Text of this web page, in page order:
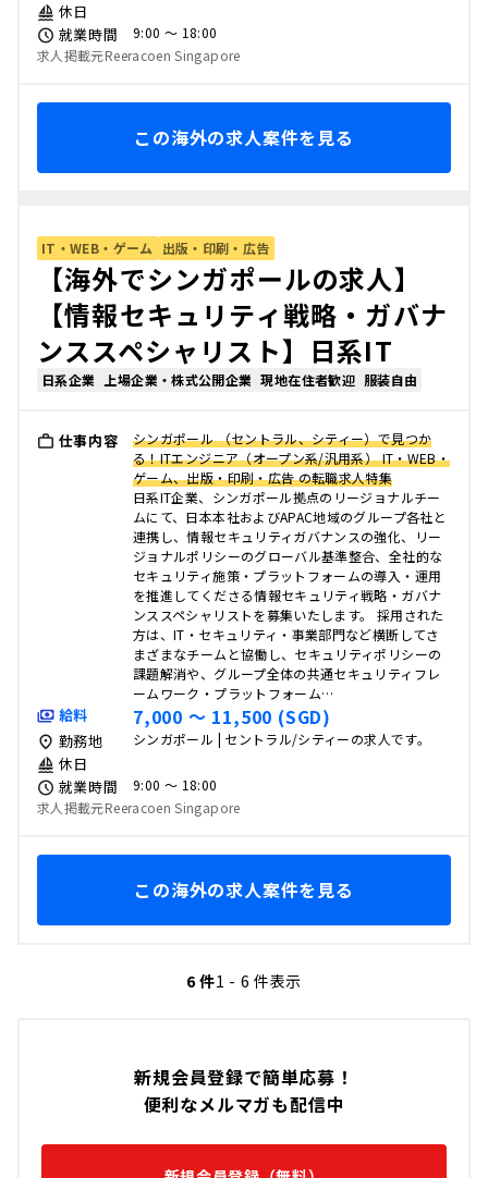
新規会員登録で簡単応募！
便利なメルマガも配信中
休日
就業時間
9:00 〜 18:00
求人掲載元Reeracoen Singapore
この海外の求人案件を見る
IT・WEB・ゲーム 出版・印刷・広告
【海外でシンガポールの求人】
【情報セキュリティ戦略・ガバナ
ンススペシャリスト】日系IT
日系企業 上場企業・株式公開企業 現地在住者歓迎 服装自由
仕事内容
シンガポール （セントラル、シティー）で見つか
る！ITエンジニア（オープン系/汎用系） IT・WEB・
ゲーム、出版・印刷・広告 の転職求人特集
日系IT企業、シンガポール拠点のリージョナルチー
ムにて、日本本社およびAPAC地域のグループ各社と
連携し、情報セキュリティガバナンスの強化、リー
ジョナルポリシーのグローバル基準整合、全社的な
セキュリティ施策・プラットフォームの導入・運用
を推進してくださる情報セキュリティ戦略・ガバナ
ンススペシャリストを募集いたします。 採用された
方は、IT・セキュリティ・事業部門など横断してさ
まざまなチームと協働し、セキュリティポリシーの
課題解消や、グループ全体の共通セキュリティフレ
ームワーク・プラットフォーム…
給料 7,000 〜 11,500 (SGD)
勤務地 シンガポール | セントラル/シティーの求人です。
休日
就業時間
9:00 〜 18:00
求人掲載元Reeracoen Singapore
この海外の求人案件を見る
6 件1 - 6 件表示